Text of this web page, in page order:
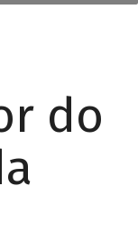
do